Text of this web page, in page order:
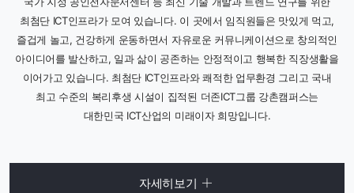
최첨단 ICT인프라가 모여 있습니다. 이 곳에서 임직원들은 맛있게 먹고,
즐겁게 놀고, 건강하게 운동하면서 자유로운 커뮤니케이션으로 창의적인
아이디어를 발산하고, 일과 삶이 공존하는 안정적이고 행복한 직장생활을
이어가고 있습니다. 최첨단 ICT인프라와 쾌적한 업무환경 그리고 국내
최고 수준의 복리후생 시설이 집적된 더존ICT그룹 강촌캠퍼스는
대한민국 ICT산업의 미래이자 희망입니다.
자세히보기